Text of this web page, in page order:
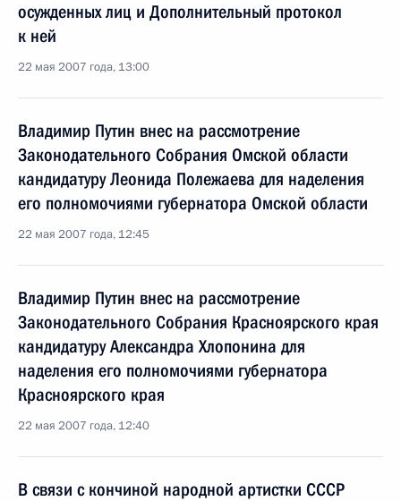
осужденных лиц и Дополнительный протокол
к ней
22 мая 2007 года, 13:00
Владимир Путин внес на рассмотрение
Законодательного Собрания Омской области
кандидатуру Леонида Полежаева для наделения
его полномочиями губернатора Омской области
22 мая 2007 года, 12:45
Владимир Путин внес на рассмотрение
Законодательного Собрания Красноярского края
кандидатуру Александра Хлопонина для
наделения его полномочиями губернатора
Красноярского края
22 мая 2007 года, 12:40
В связи с кончиной народной артистки СССР